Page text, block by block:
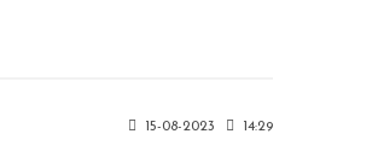
15-08-2023 14:29